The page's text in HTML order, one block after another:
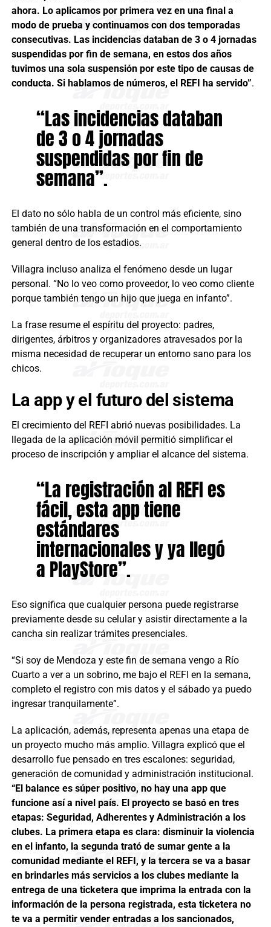
ahora. Lo aplicamos por primera vez en una final a
modo de prueba y continuamos con dos temporadas
consecutivas. Las incidencias databan de 3 o 4 jornadas
suspendidas por fin de semana, en estos dos años
tuvimos una sola suspensión por este tipo de causas de
conducta. Si hablamos de números, el REFI ha servido”.
“Las incidencias databan
de 3 o 4 jornadas
suspendidas por fin de
semana”.
El dato no sólo habla de un control más eficiente, sino
también de una transformación en el comportamiento
general dentro de los estadios.
Villagra incluso analiza el fenómeno desde un lugar
personal. “No lo veo como proveedor, lo veo como cliente
porque también tengo un hijo que juega en infanto”.
La frase resume el espíritu del proyecto: padres,
dirigentes, árbitros y organizadores atravesados por la
misma necesidad de recuperar un entorno sano para los
chicos.
La app y el futuro del sistema
El crecimiento del REFI abrió nuevas posibilidades. La
llegada de la aplicación móvil permitió simplificar el
proceso de inscripción y ampliar el alcance del sistema.
“La registración al REFI es
fácil, esta app tiene
estándares
internacionales y ya llegó
a PlayStore”.
Eso significa que cualquier persona puede registrarse
previamente desde su celular y asistir directamente a la
cancha sin realizar trámites presenciales.
“Si soy de Mendoza y este fin de semana vengo a Río
Cuarto a ver a un sobrino, me bajo el REFI en la semana,
completo el registro con mis datos y el sábado ya puedo
ingresar tranquilamente”.
La aplicación, además, representa apenas una etapa de
un proyecto mucho más amplio. Villagra explicó que el
desarrollo fue pensado en tres escalones: seguridad,
generación de comunidad y administración institucional.
“El balance es súper positivo, no hay una app que
funcione así a nivel país. El proyecto se basó en tres
etapas: Seguridad, Adherentes y Administración a los
clubes. La primera etapa es clara: disminuir la violencia
en el infanto, la segunda trató de sumar gente a la
comunidad mediante el REFI, y la tercera se va a basar
en brindarles más servicios a los clubes mediante la
entrega de una ticketera que imprima la entrada con la
información de la persona registrada, esta ticketera no
te va a permitir vender entradas a los sancionados,